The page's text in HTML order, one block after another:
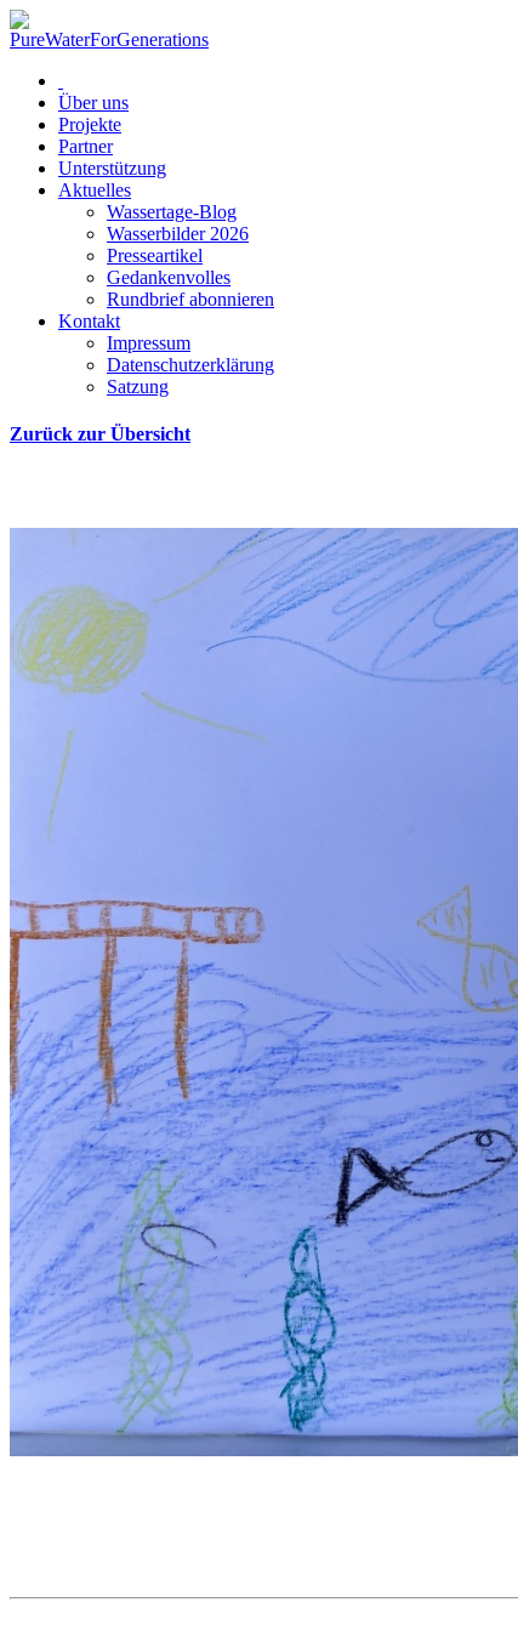
Über uns
Projekte
Partner
Unterstützung
Aktuelles
Wassertage-Blog
Wasserbilder 2026
Presseartikel
Gedankenvolles
Rundbrief abonnieren
Kontakt
Impressum
Datenschutzerklärung
Satzung
Zurück zur Übersicht